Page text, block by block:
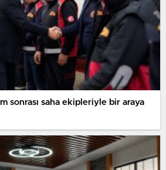
sonrası saha ekipleriyle bir araya